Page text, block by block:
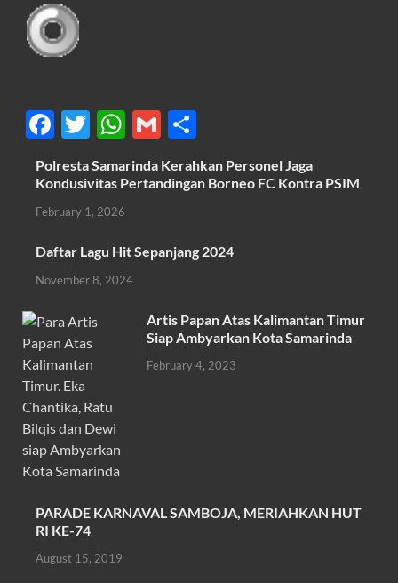
F
ac
e
b
o
o
k
T
w
itt
er
W
h
at
A
p
p
G
m
ail
h
ar
Polresta Samarinda Kerahkan Personel Jaga
Kondusivitas Pertandingan Borneo FC Kontra PSIM
February 1, 2026
Daftar Lagu Hit Sepanjang 2024
November 8, 2024
Artis Papan Atas Kalimantan Timur
Siap Ambyarkan Kota Samarinda
February 4, 2023
PARADE KARNAVAL SAMBOJA, MERIAHKAN HUT
RI KE-74
August 15, 2019